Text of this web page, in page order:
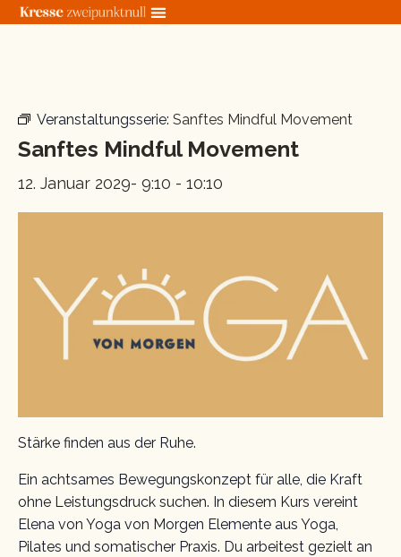
Zum
Veranstaltungsserie: Sanftes Mindful Movement
Sanftes Mindful Movement
12. Januar 2029- 9:10 - 10:10
Stärke finden aus der Ruhe.
Ein achtsames Bewegungskonzept für alle, die Kraft
ohne Leistungsdruck suchen. In diesem Kurs vereint
Elena von Yoga von Morgen Elemente aus Yoga,
Pilates und somatischer Praxis. Du arbeitest gezielt an